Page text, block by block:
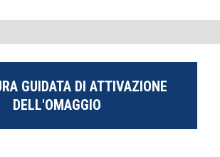
GUIDATA DI ATTIVAZIONE
DELL'OMAGGIO